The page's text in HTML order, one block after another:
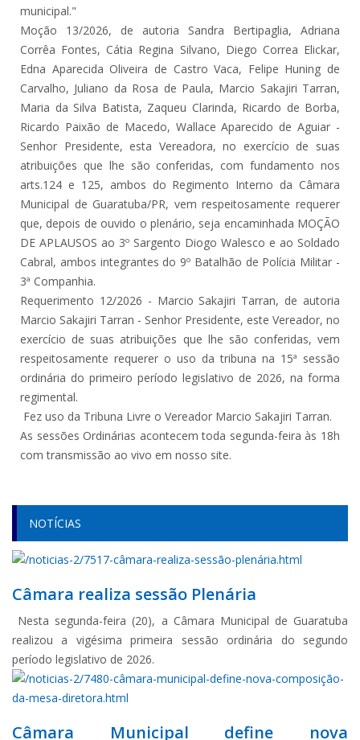
Moção 13/2026, de autoria Sandra Bertipaglia, Adriana
Corrêa Fontes, Cátia Regina Silvano, Diego Correa Elickar,
Edna Aparecida Oliveira de Castro Vaca, Felipe Huning de
Carvalho, Juliano da Rosa de Paula, Marcio Sakajiri Tarran,
Maria da Silva Batista, Zaqueu Clarinda, Ricardo de Borba,
Ricardo Paixão de Macedo, Wallace Aparecido de Aguiar -
Senhor Presidente, esta Vereadora, no exercício de suas
atribuições que lhe são conferidas, com fundamento nos
arts.124 e 125, ambos do Regimento Interno da Câmara
Municipal de Guaratuba/PR, vem respeitosamente requerer
que, depois de ouvido o plenário, seja encaminhada MOÇÃO
DE APLAUSOS ao 3º Sargento Diogo Walesco e ao Soldado
Cabral, ambos integrantes do 9º Batalhão de Polícia Militar -
3ª Companhia.
Requerimento 12/2026 - Marcio Sakajiri Tarran, de autoria
Marcio Sakajiri Tarran - Senhor Presidente, este Vereador, no
exercício de suas atribuições que lhe são conferidas, vem
respeitosamente requerer o uso da tribuna na 15ª sessão
ordinária do primeiro período legislativo de 2026, na forma
regimental.
Fez uso da Tribuna Livre o Vereador Marcio Sakajiri Tarran.
As sessões Ordinárias acontecem toda segunda-feira às 18h
com transmissão ao vivo em nosso site.
NOTÍCIAS
Câmara realiza sessão Plenária
Nesta segunda-feira (20), a Câmara Municipal de Guaratuba
realizou a vigésima primeira sessão ordinária do segundo
período legislativo de 2026.
Câmara Municipal define nova